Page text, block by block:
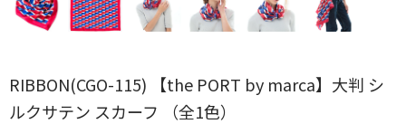
RIBBON(CGO-115) 【the PORT by marca】大判 シ
ルクサテン スカーフ （全1色）